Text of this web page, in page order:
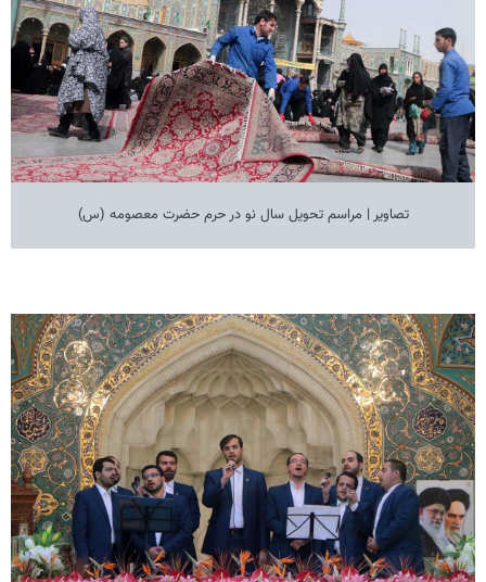
تصاویر | مراسم تحویل سال نو در حرم حضرت معصومه (س)